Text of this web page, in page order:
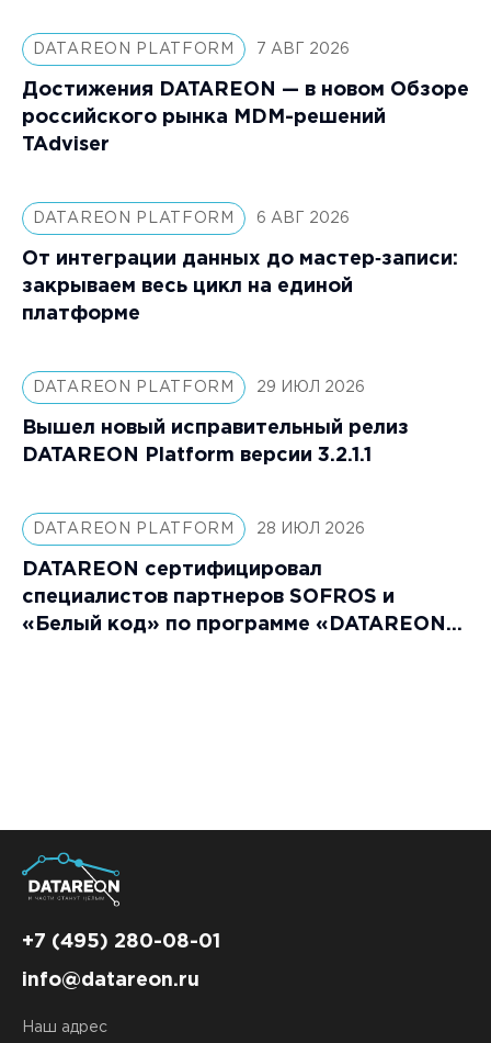
DATAREON PLATFORM 7 АВГ 2026
Достижения DATAREON — в новом Обзоре
российского рынка MDM-решений
TAdviser
DATAREON PLATFORM 6 АВГ 2026
От интеграции данных до мастер‑записи:
закрываем весь цикл на единой
платформе
DATAREON PLATFORM 29 ИЮЛ 2026
Вышел новый исправительный релиз
DATAREON Platform версии 3.2.1.1
DATAREON PLATFORM 28 ИЮЛ 2026
DATAREON сертифицировал
специалистов партнеров SOFROS и
«Белый код» по программе «DATAREON
+7 (495) 280-08-01
info@datareon.ru
Наш адрес